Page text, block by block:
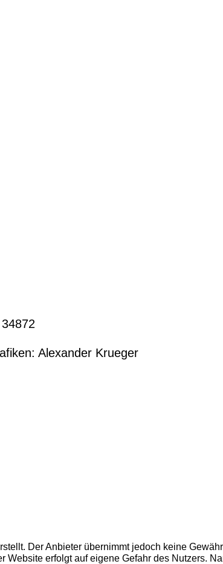
Alexander Krueger
Der Anbieter übernimmt jedoch keine
erfolgt auf eigene Gefahr des Nutzers.